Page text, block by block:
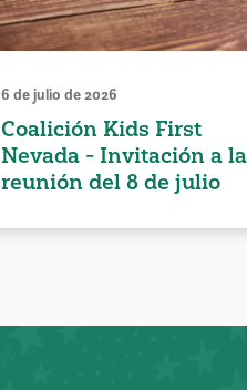
6 de julio de 2026
Coalición Kids First
Nevada - Invitación a la
reunión del 8 de julio